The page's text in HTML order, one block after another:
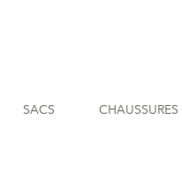
SACS CHAUSSURES